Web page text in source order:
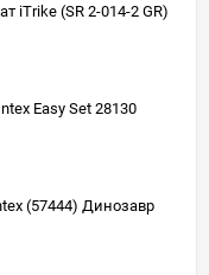
iTrike (SR 2-014-2 GR)
Easy Set 28130
(57444) Динозавр